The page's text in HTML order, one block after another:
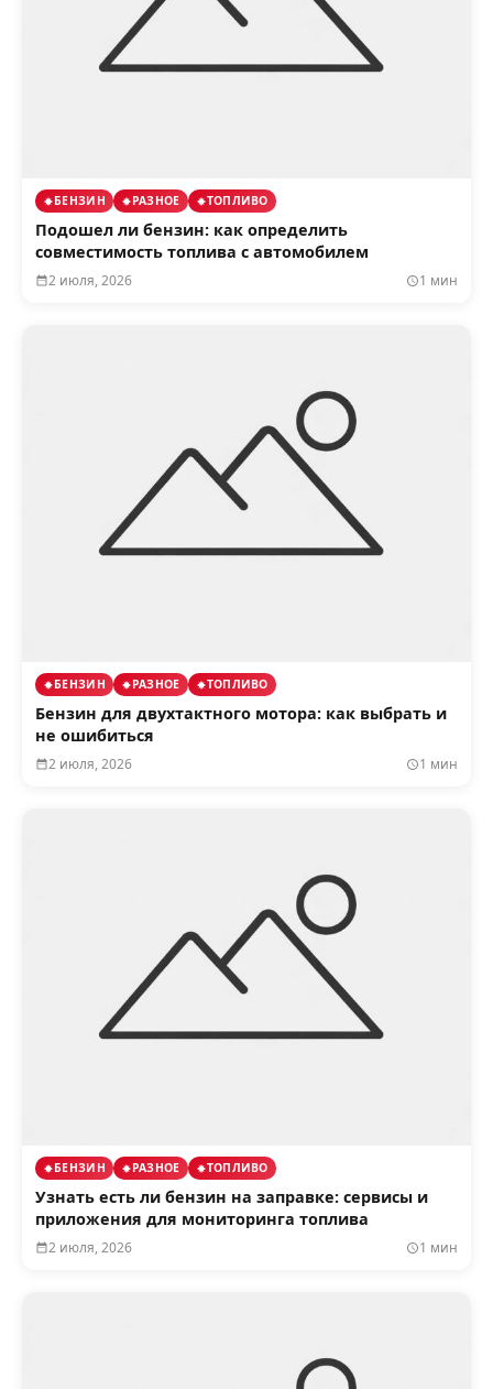
БЕНЗИН РАЗНОЕ ТОПЛИВО
Подошел ли бензин: как определить
совместимость топлива с автомобилем
2 июля, 2026 1 мин
БЕНЗИН РАЗНОЕ ТОПЛИВО
Бензин для двухтактного мотора: как выбрать и
не ошибиться
2 июля, 2026 1 мин
БЕНЗИН РАЗНОЕ ТОПЛИВО
Узнать есть ли бензин на заправке: сервисы и
приложения для мониторинга топлива
2 июля, 2026 1 мин